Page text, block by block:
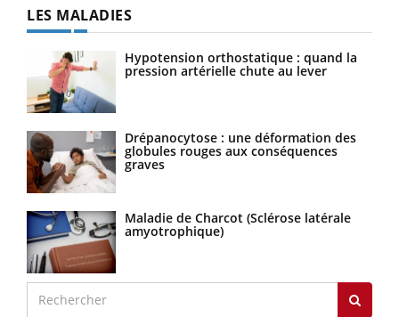
LES MALADIES
Hypotension orthostatique : quand la
pression artérielle chute au lever
Drépanocytose : une déformation des
globules rouges aux conséquences
graves
Maladie de Charcot (Sclérose latérale
amyotrophique)